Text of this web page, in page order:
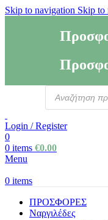
Skip to navigation Skip to
Login / Register
0
0 items €0.00
Menu
0 items
ΠΡΟΣΦΟΡΕΣ
Ναργιλέδες